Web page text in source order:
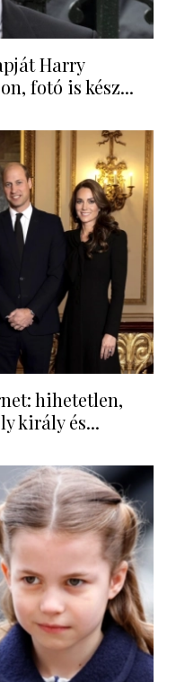
Harry
fotó is kész...
hihetetlen,
király és...